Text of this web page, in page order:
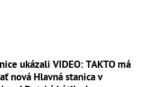
ukázali VIDEO: TAKTO má
nová Hlavná stanica v